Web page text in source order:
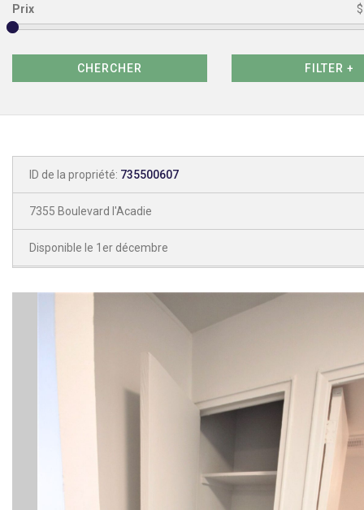
Prix
ID de la propriété: 735500607
7355 Boulevard l'Acadie
Disponible le 1er décembre